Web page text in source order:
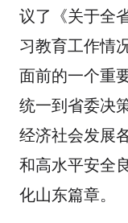
议了《关于全
习教育工作情
面前的一个重
统一到省委决
经济社会发展
和高水平安全
化山东篇章。